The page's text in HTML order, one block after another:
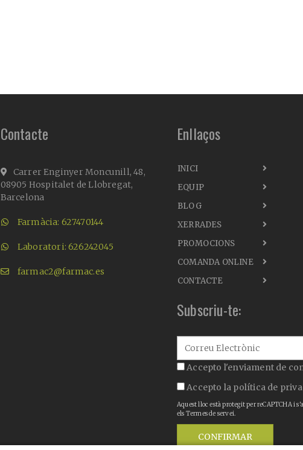
Contacte
Carrer Enginyer Moncunill, 48,
08905 Hospitalet de Llobregat,
Barcelona
Farmàcia: 627470144
Laboratori: 626242045
farmac2@farmac.es
Enllaços
INICI
EQUIP
BLOG
XERRADES
PROMOCIONS
COMANDA ONLINE
CONTACTE
Subscriu-te:
Accepto l'enviament de
Accepto la política de
Aquest lloc està protegit per reCAPTCHA i
els Termes de servei.
CONFIRMAR